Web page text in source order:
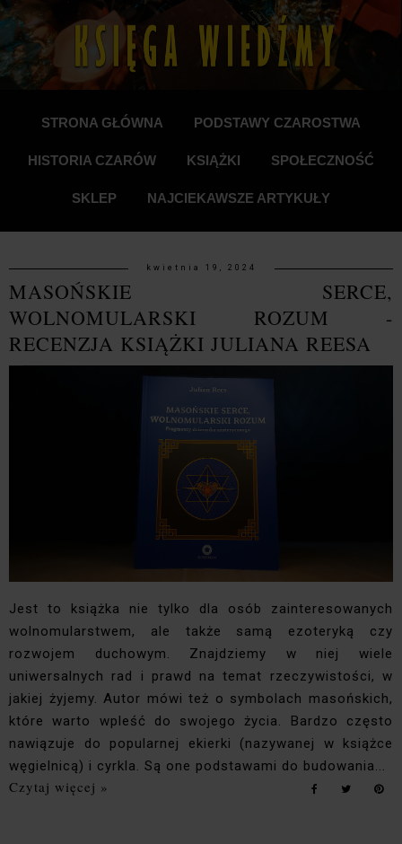
STRONA GŁÓWNA PODSTAWY CZAROSTWA
HISTORIA CZARÓW KSIĄŻKI SPOŁECZNOŚĆ
SKLEP NAJCIEKAWSZE ARTYKUŁY
kwietnia 19, 2024
MASOŃSKIE SERCE,
WOLNOMULARSKI ROZUM -
RECENZJA KSIĄŻKI JULIANA REESA
Jest to książka nie tylko dla osób zainteresowanych
wolnomularstwem, ale także samą ezoteryką czy
rozwojem duchowym. Znajdziemy w niej wiele
uniwersalnych rad i prawd na temat rzeczywistości, w
jakiej żyjemy. Autor mówi też o symbolach masońskich,
które warto wpleść do swojego życia. Bardzo często
nawiązuje do popularnej ekierki (nazywanej w książce
węgielnicą) i cyrkla. Są one podstawami do budowania...
Czytaj więcej »